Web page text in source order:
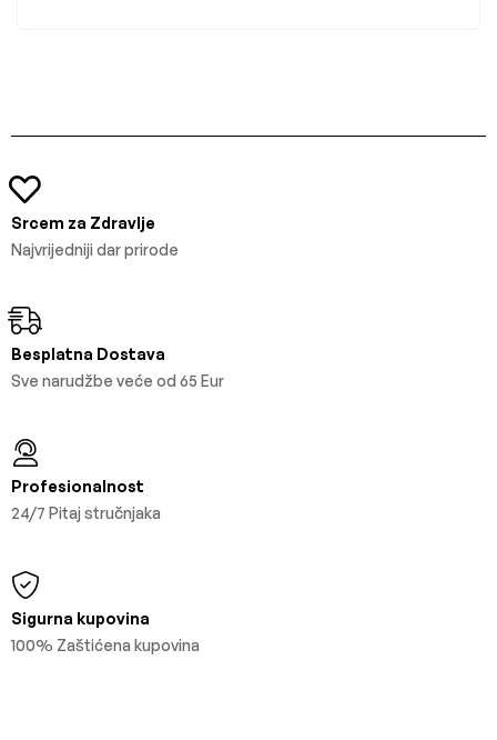
Srcem za Zdravlje
Najvrijedniji dar prirode
Besplatna Dostava
Sve narudžbe veće od 65 Eur
Profesionalnost
24/7 Pitaj stručnjaka
Sigurna kupovina
100% Zaštićena kupovina